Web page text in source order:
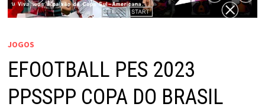
JOGOS
EFOOTBALL PES 2023
PPSSPP COPA DO BRASIL